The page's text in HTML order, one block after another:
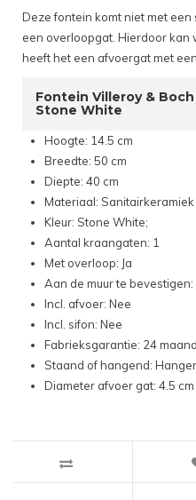
Deze fontein komt niet met
een overloopgat. Hierdoor kan
heeft het een afvoergat met
Fontein Villeroy &
Stone White
Hoogte: 14.5 cm
Breedte: 50 cm
Diepte: 40 cm
Materiaal: Sanitairkeramiek
Kleur: Stone White;
Aantal kraangaten: 1
Met overloop: Ja
Aan de muur te bevestigen:
Incl. afvoer: Nee
Incl. sifon: Nee
Fabrieksgarantie: 24
Staand of hangend:
Diameter afvoer gat: 4.5 cm